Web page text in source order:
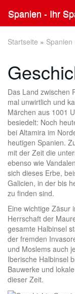
main
Spanien - Ihr
Startseite » Spanien
Das Land zwischen
mal unwirtlich und
Märchen aus 1001
besiedelt: Noch
bei Altamira im
heutigen Spanien.
mit der Zeit die
ebenso wie
sich dieses Erbe,
Galicien, in der bis
zu finden sind.
Eine wichtige Zäsur
Herrschaft der
gesamte Halbinsel
der fremden
und Moslems auch
Iberische Halbinsel
Bauwerke und
dieser Zeit.